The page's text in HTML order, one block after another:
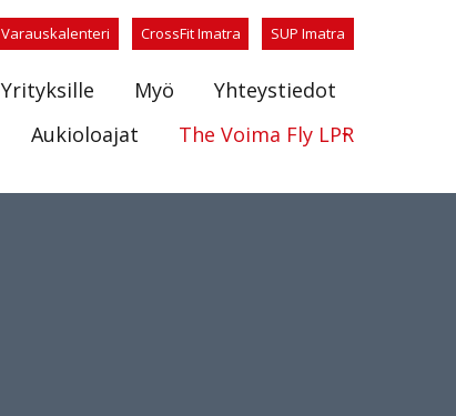
Varauskalenteri CrossFit Imatra SUP Imatra
Yrityksille Myö
Yhteystiedot
Aukioloajat
The Voima Fly LPR